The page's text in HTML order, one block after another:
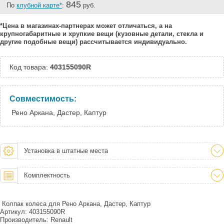
По клубной карте*: 845 руб.
*Цена в магазинах-партнерах может отличаться, а на
крупногабаритные и хрупкие вещи (кузовные детали, стекла и
другие подобные вещи) рассчитывается индивидуально.
Код товара: 403155090R
Совместимость:
Рено Аркана, Дастер, Каптур
Установка в штатные места
Комплектность
Колпак колеса для Рено Аркана, Дастер, Каптур
Артикул: 403155090R
Производитель: Renault